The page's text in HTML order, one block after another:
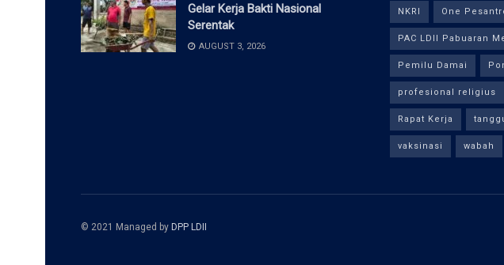
Gelar Kerja Bakti Nasional
Serentak
AUGUST 3, 2026
NKRI One
PAC LDII Pabuaran
Pemilu Damai
profesional religius
Rapat Kerja
vaksinasi wabah
© 2021 Managed by DPP LDII